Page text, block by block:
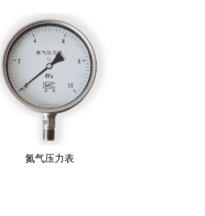
氮气压力表